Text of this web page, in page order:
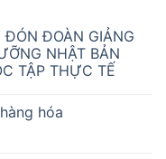
ĐÓN ĐOÀN GIẢNG
NHẬT BẢN
TẬP THỰC TẾ
hóa